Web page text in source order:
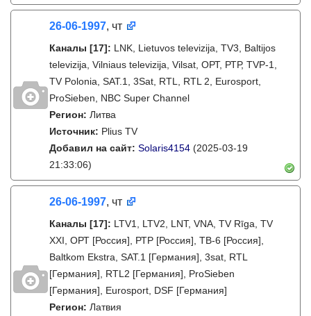
26-06-1997, чт
Каналы [17]: LNK, Lietuvos televizija, TV3, Baltijos
televizija, Vilniaus televizija, Vilsat, ОРТ, РТР, TVP-1,
TV Polonia, SAT.1, 3Sat, RTL, RTL 2, Eurosport,
ProSieben, NBC Super Channel
Регион: Литва
Источник: Plius TV
Добавил на сайт: Solaris4154 (2025-03-19
21:33:06)
26-06-1997, чт
Каналы [17]: LTV1, LTV2, LNT, VNA, TV Rīga, TV
XXI, ОРТ [Россия], РТР [Россия], ТВ-6 [Россия],
Baltkom Ekstra, SAT.1 [Германия], 3sat, RTL
[Германия], RTL2 [Германия], ProSieben
[Германия], Eurosport, DSF [Германия]
Регион: Латвия